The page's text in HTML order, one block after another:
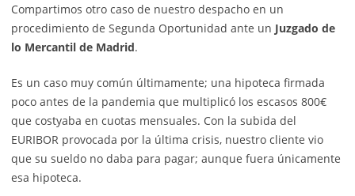
Compartimos otro caso de nuestro despacho en un
procedimiento de Segunda Oportunidad ante un Juzgado de
lo Mercantil de Madrid.
Es un caso muy común últimamente; una hipoteca firmada
poco antes de la pandemia que multiplicó los escasos 800€
que costyaba en cuotas mensuales. Con la subida del
EURIBOR provocada por la última crisis, nuestro cliente vio
que su sueldo no daba para pagar; aunque fuera únicamente
esa hipoteca.